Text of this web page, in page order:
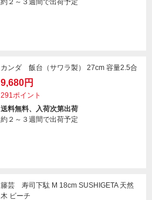
約２～３週間で出荷予定
カンダ 飯台（サワラ製） 27cm 容量2.5合
9,680円
291ポイント
送料無料、入荷次第出荷
約２～３週間で出荷予定
籐芸 寿司下駄 M 18cm SUSHIGETA 天然
木 ビーチ